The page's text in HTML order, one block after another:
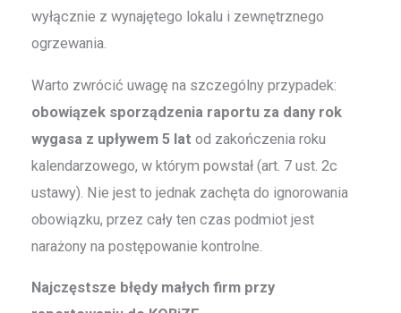
wyłącznie z wynajętego lokalu i zewnętrznego
ogrzewania.
Warto zwrócić uwagę na szczególny przypadek:
obowiązek sporządzenia raportu za dany rok
wygasa z upływem 5 lat od zakończenia roku
kalendarzowego, w którym powstał (art. 7 ust. 2c
ustawy). Nie jest to jednak zachęta do ignorowania
obowiązku, przez cały ten czas podmiot jest
narażony na postępowanie kontrolne.
Najczęstsze błędy małych firm przy